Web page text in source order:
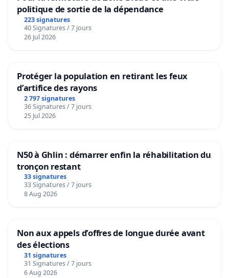
politique de sortie de la dépendance
223 signatures
40 Signatures / 7 jours
26 Jul 2026
Protéger la population en retirant les feux
d’artifice des rayons
2 797 signatures
36 Signatures / 7 jours
25 Jul 2026
N50 à Ghlin : démarrer enfin la réhabilitation du
tronçon restant
33 signatures
33 Signatures / 7 jours
8 Aug 2026
Non aux appels d’offres de longue durée avant
des élections
31 signatures
31 Signatures / 7 jours
6 Aug 2026